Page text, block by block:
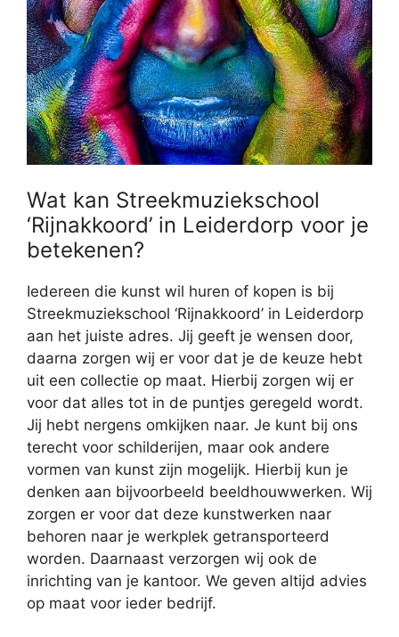
Wat kan Streekmuziekschool
‘Rijnakkoord’ in Leiderdorp voor je
betekenen?
Iedereen die kunst wil huren of kopen is bij
Streekmuziekschool ‘Rijnakkoord’ in Leiderdorp
aan het juiste adres. Jij geeft je wensen door,
daarna zorgen wij er voor dat je de keuze hebt
uit een collectie op maat. Hierbij zorgen wij er
voor dat alles tot in de puntjes geregeld wordt.
Jij hebt nergens omkijken naar. Je kunt bij ons
terecht voor schilderijen, maar ook andere
vormen van kunst zijn mogelijk. Hierbij kun je
denken aan bijvoorbeeld beeldhouwwerken. Wij
zorgen er voor dat deze kunstwerken naar
behoren naar je werkplek getransporteerd
worden. Daarnaast verzorgen wij ook de
inrichting van je kantoor. We geven altijd advies
op maat voor ieder bedrijf.